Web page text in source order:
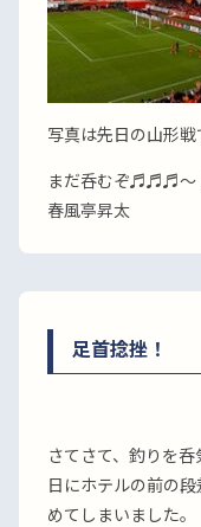
写真は先日の山形
まだ呑むぞ♬♬♬〜
春風亭昇太
足首捻挫！
さてさて、釣りを
日にホテルの前の
めてしまいました。